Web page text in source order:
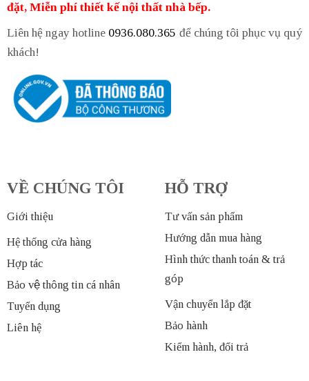
đặt, Miễn phí thiết kế nội thất nhà bếp.
Liên hệ ngay hotline 0936.080.365 để chúng tôi phục vụ quý
khách!
VỀ CHÚNG TÔI
Giới thiệu
Hệ thống cửa hàng
Hợp tác
Bảo vệ thông tin cá nhân
Tuyển dụng
Liên hệ
HỖ TRỢ
Tư vấn sản phẩm
Hướng dẫn mua hàng
Hình thức thanh toán & trả
góp
Vận chuyển lắp đặt
Bảo hành
Kiểm hành, đổi trả